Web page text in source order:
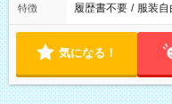
特徴 履歴書不要 / 服装自
気になる！